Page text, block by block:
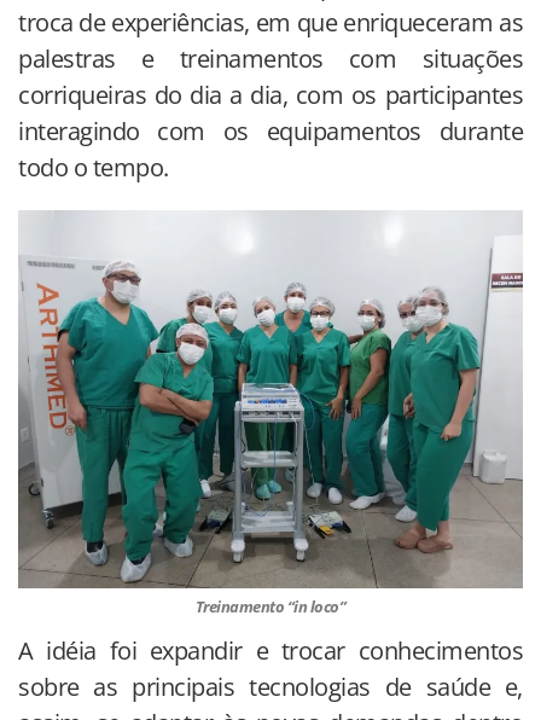
troca de experiências, em que enriqueceram as
palestras e treinamentos com situações
corriqueiras do dia a dia, com os participantes
interagindo com os equipamentos durante
todo o tempo.
Treinamento “in loco”
A idéia foi expandir e trocar conhecimentos
sobre as principais tecnologias de saúde e,